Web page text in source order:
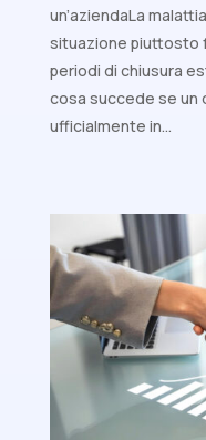
un’aziendaLa
situazione piuttosto
periodi di chiusura
cosa succede se un
ufficialmente in...